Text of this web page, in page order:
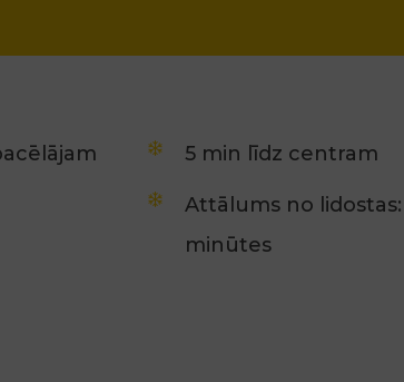
5 min līdz centram
Attālums no lidostas:
minūtes